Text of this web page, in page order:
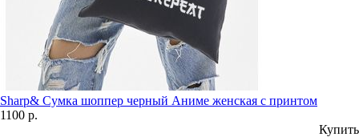
Sharp& Сумка шоппер черный Аниме женская с принтом
1100 р.
Купить